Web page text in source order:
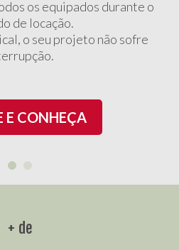
os equipados durante o
de locação.
o seu projeto não sofre
E CONHEÇA
+ de